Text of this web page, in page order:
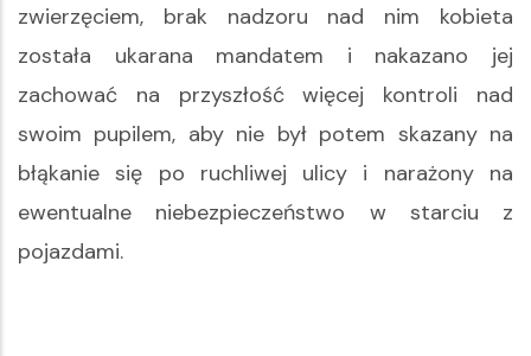
zwierzęciem, brak nadzoru nad nim kobieta
została ukarana mandatem i nakazano jej
zachować na przyszłość więcej kontroli nad
swoim pupilem, aby nie był potem skazany na
błąkanie się po ruchliwej ulicy i narażony na
ewentualne niebezpieczeństwo w starciu z
pojazdami.